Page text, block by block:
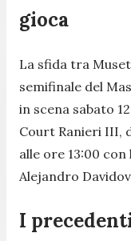
gioca
La sfida tra
semifinale del
in scena sabato
Court Ranieri III,
alle ore 13:00
Alejandro
I